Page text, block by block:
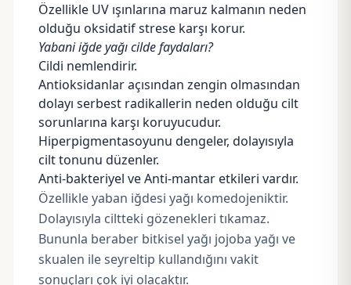
Özellikle UV ışınlarına maruz kalmanın neden
olduğu oksidatif strese karşı korur.
Yabani iğde yağı cilde faydaları?
Cildi nemlendirir.
Antioksidanlar açısından zengin olmasından
dolayı serbest radikallerin neden olduğu cilt
sorunlarına karşı koruyucudur.
Hiperpigmentasoyunu dengeler, dolayısıyla
cilt tonunu düzenler.
Anti-bakteriyel ve Anti-mantar etkileri vardır.
Özellikle yaban iğdesi yağı komedojeniktir.
Dolayısıyla ciltteki gözenekleri tıkamaz.
Bununla beraber bitkisel yağı jojoba yağı ve
skualen ile seyreltip kullandığını vakit
sonuçları çok iyi olacaktır.